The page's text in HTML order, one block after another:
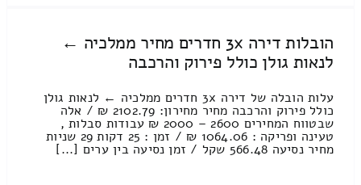
הובלות דירה 3x חדרים מחיר ממלכיה ←
לנאות גולן כולל פירוק והרכבה
עלות הובלה של דירה 3x חדרים ממלכיה ← לנאות גולן
כולל פירוק והרכבה מחיר מחירון: 2102.79 ₪ / אלה
שבטווח המחירים 2600 – 2000 ₪ עבודות סבלות ,
טעינה ופריקה : 1064.06 ₪ / זמן : 25 דקות 29 שניות
מחיר נסיעה 566.48 שקל / זמן נסיעה בין ערים [...]